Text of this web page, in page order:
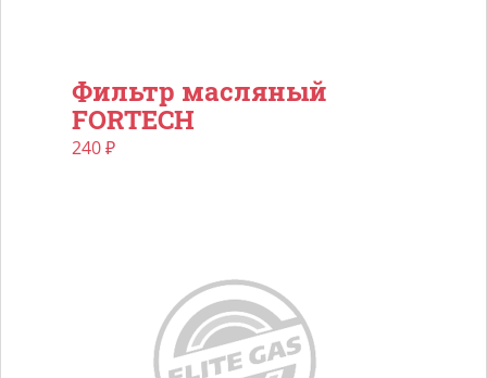
Фильтр масляный
FORTECH
240₽